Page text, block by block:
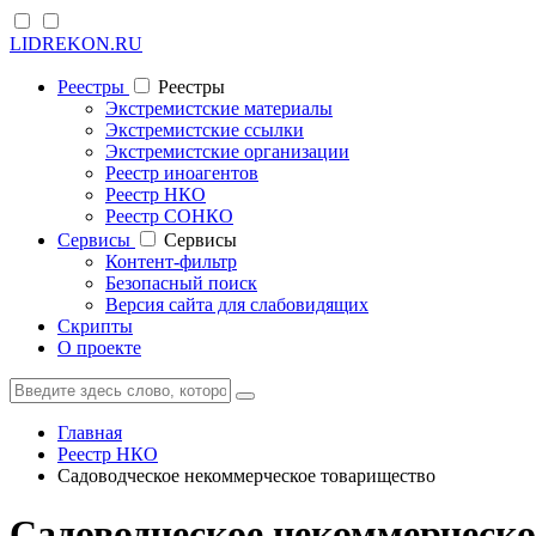
LIDREKON.RU
Реестры
Реестры
Экстремистские материалы
Экстремистские ссылки
Экстремистские организации
Реестр иноагентов
Реестр НКО
Реестр СОНКО
Cервисы
Cервисы
Контент-фильтр
Безопасный поиск
Версия сайта для слабовидящих
Скрипты
О проекте
Главная
Реестр НКО
Садоводческое некоммерческое товарищество